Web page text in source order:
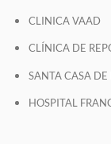
CLINICA VAAD
CLÍNICA DE
SANTA CASA DE
HOSPITAL